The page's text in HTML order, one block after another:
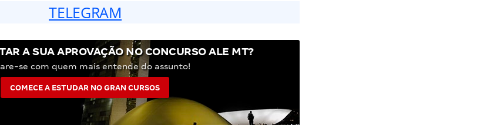
TELEGRAM
A SUA APROVAÇÃO NO CONCURSO ALE MT?
se com quem mais entende do assunto!
COMECE A ESTUDAR NO GRAN CURSOS